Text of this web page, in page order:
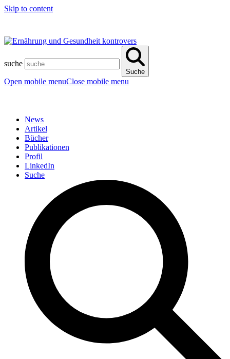
Skip to content
suche
Suche
Open mobile menuClose mobile menu
News
Artikel
Bücher
Publikationen
Profil
LinkedIn
Suche